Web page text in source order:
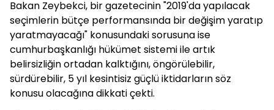
Bakan Zeybekci, bir gazetecinin "2019'da yapılacak
seçimlerin bütçe performansında bir değişim yaratıp
yaratmayacağı" konusundaki sorusuna ise
cumhurbaşkanlığı hükümet sistemi ile artık
belirsizliğin ortadan kalktığını, öngörülebilir,
sürdürebilir, 5 yıl kesintisiz güçlü iktidarların söz
konusu olacağına dikkati çekti.